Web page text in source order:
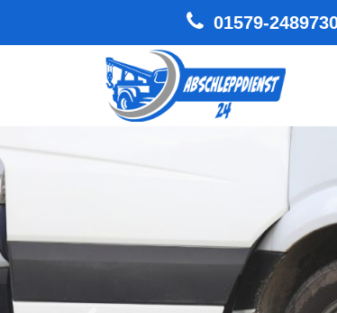
01579-
Hauptnavigation